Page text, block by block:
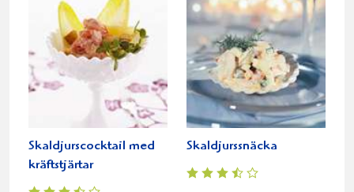
Skaldjurscocktail med
kräftstjärtar
Skaldjurssnäcka